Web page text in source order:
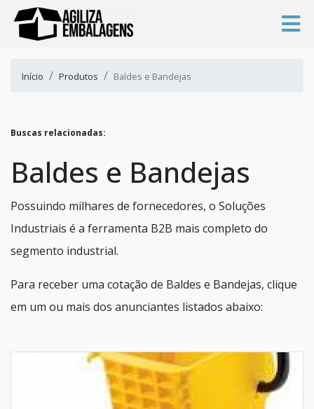
Início Produtos Baldes e Bandejas
Buscas relacionadas:
Baldes e Bandejas
Possuindo milhares de fornecedores, o Soluções
Industriais é a ferramenta B2B mais completo do
segmento industrial.
Para receber uma cotação de Baldes e Bandejas, clique
em um ou mais dos anunciantes listados abaixo: